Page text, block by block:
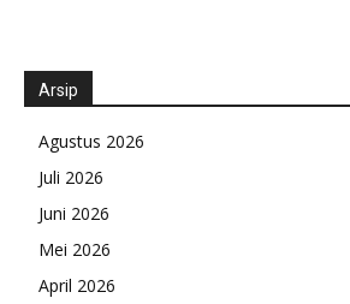
Arsip
Agustus 2026
Juli 2026
Juni 2026
Mei 2026
April 2026